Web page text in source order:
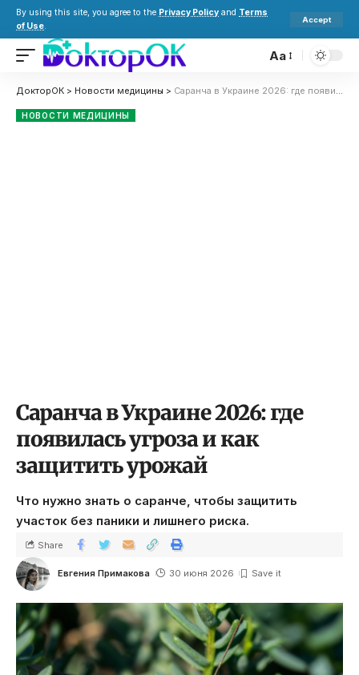
By using this site, you agree to the Privacy Policy and Terms
of Use.
Accept
Aa
ДокторОК > Новости медицины > Саранча в Украине 2026: где появилась угроза и как защитить урожай
НОВОСТИ МЕДИЦИНЫ
Саранча в Украине 2026: где
появилась угроза и как
защитить урожай
Что нужно знать о саранче, чтобы защитить
участок без паники и лишнего риска.
Евгения Примакова 30 июня 2026
Share